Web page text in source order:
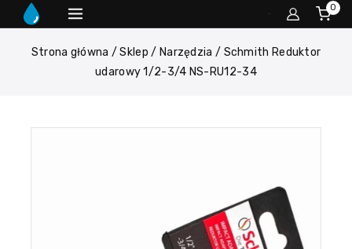
0
Strona główna / Sklep / Narzędzia / Schmith Reduktor
udarowy 1/2-3/4 NS-RU12-34